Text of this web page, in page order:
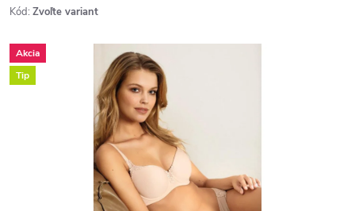
Kód: Zvoľte variant
Akcia
Tip